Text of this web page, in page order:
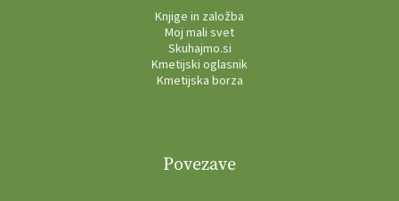
Knjige in založba
Moj mali svet
Skuhajmo.si
Kmetijski oglasnik
Kmetijska borza
Povezave